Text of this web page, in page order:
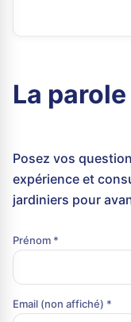
La
Posez vos
expérience et
jardiniers pour
Prénom *
Email (non affiché) *